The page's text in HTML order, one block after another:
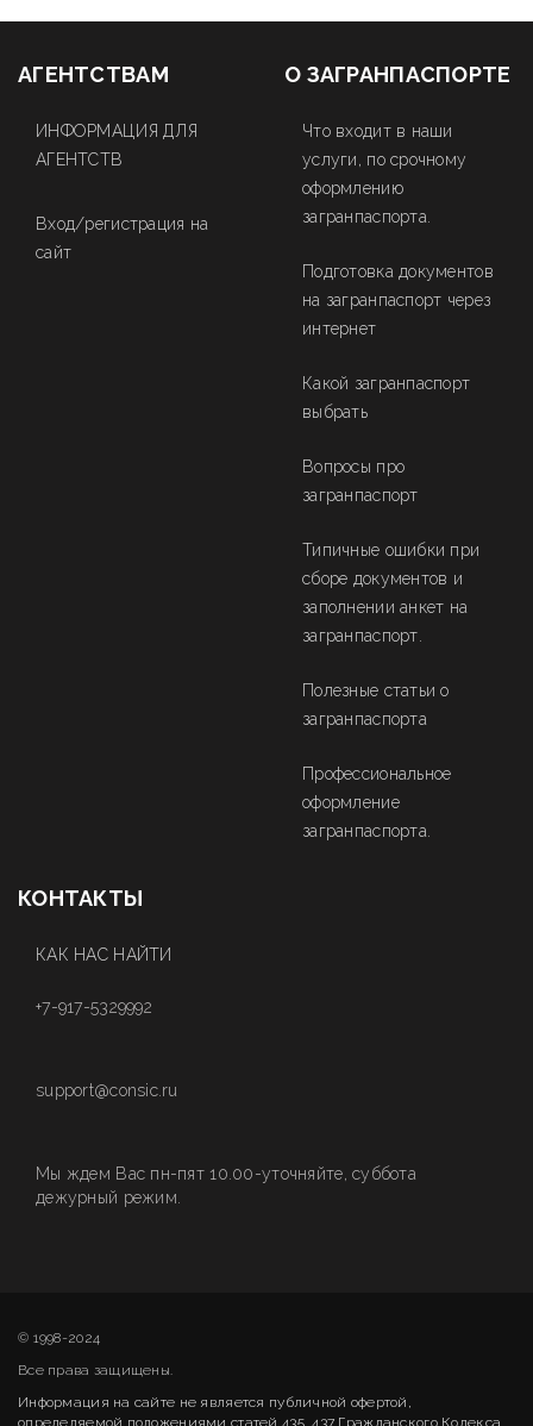
АГЕНТСТВАМ
ИНФОРМАЦИЯ ДЛЯ
АГЕНТСТВ
Вход/регистрация на
сайт
О ЗАГРАНПАСПОРТЕ
Что входит в наши
услуги, по срочному
оформлению
загранпаспорта.
Подготовка документов
на загранпаспорт через
интернет
Какой загранпаспорт
выбрать
Вопросы про
загранпаспорт
Типичные ошибки при
сборе документов и
заполнении анкет на
загранпаспорт.
Полезные статьи о
загранпаспорта
Профессиональное
оформление
загранпаспорта.
КОНТАКТЫ
КАК НАС НАЙТИ
+7-917-5329992
support@consic.ru
Мы ждем Вас пн-пят 10.00-уточняйте, суббота
дежурный режим.
© 1998-2024
Все права защищены.
Информация на сайте не является публичной офертой,
определяемой положениями статей 435, 437 Гражданского Кодекса